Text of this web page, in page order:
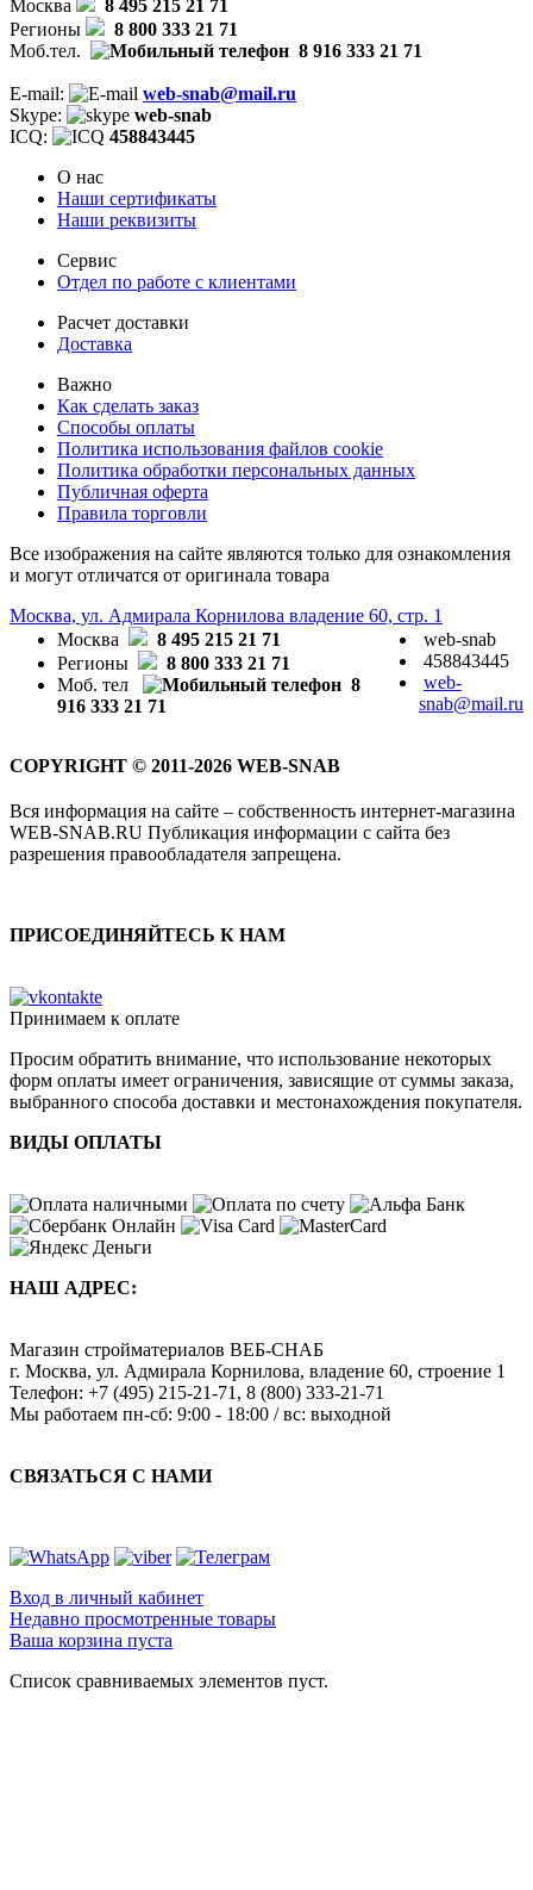
Москва
8 495 215 21 71
Регионы
8 800 333 21 71
Моб.тел.
8 916 333 21 71
E-mail:
web-snab@mail.ru
Skype:
web-snab
ICQ:
458843445
О нас
Наши сертификаты
Наши реквизиты
Сервис
Отдел по работе с клиентами
Расчет доставки
Доставка
Важно
Как сделать заказ
Способы оплаты
Политика использования файлов cookie
Политика обработки персональных данных
Публичная оферта
Правила торговли
Все изображения на сайте являются только для ознакомления
и могут отличатся от оригинала товара
Москва, ул. Адмирала Корнилова владение 60, стр. 1
Москва
8 495 215 21 71
Регионы
8 800 333 21 71
Моб. тел
8
916 333 21 71
web-snab
458843445
web-
snab@mail.ru
COPYRIGHT © 2011-2026 WEB-SNAB
Вся информация на сайте – собственность интернет-магазина
WEB-SNAB.RU Публикация информации с сайта без
разрешения правообладателя запрещена.
ПРИСОЕДИНЯЙТЕСЬ К НАМ
Принимаем к оплате
Просим обратить внимание, что использование некоторых
форм оплаты имеет ограничения, зависящие от суммы заказа,
выбранного способа доставки и местонахождения покупателя.
ВИДЫ ОПЛАТЫ
НАШ АДРЕС:
Магазин стройматериалов ВЕБ-СНАБ
г. Москва, ул. Адмирала Корнилова, владение 60, строение 1
Телефон: +7 (495) 215-21-71 , 8 (800) 333-21-71
Мы работаем пн-сб: 9:00 - 18:00 / вс: выходной
СВЯЗАТЬСЯ С НАМИ
Вход в личный кабинет
Недавно просмотренные товары
Ваша корзина пуста
Список сравниваемых элементов пуст.